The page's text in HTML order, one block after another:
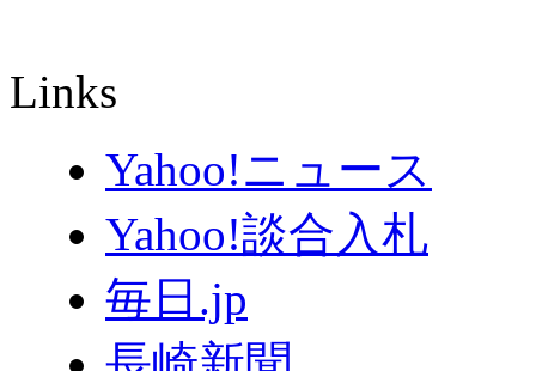
Links
Yahoo!ニュース
Yahoo!談合入札
毎日.jp